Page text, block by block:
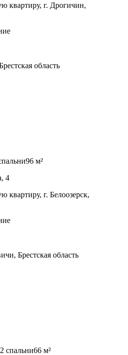
квартиру, г. Дрогичин,
область
96 м²
4
квартиру, г. Белоозерск,
Брестская область
2 спальни66 м²